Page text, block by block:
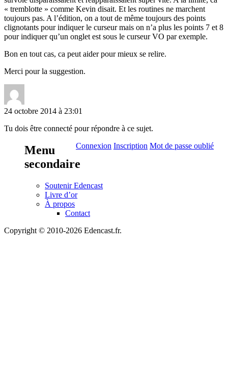
« tremblotte » comme Kevin disait. Et les routines ne marchent
toujours pas. A l’édition, on a tout de même toujours des points
clignotants pour indiquer le curseur mais on n’a plus les points 7 et 8
pour indiquer qu’un onglet est sous le curseur VO par exemple.
Bon en tout cas, ca peut aider pour mieux se relire.
Merci pour la suggestion.
24 octobre 2014 à 23:01
Tu dois être connecté pour répondre à ce sujet.
Connexion Inscription Mot de passe oublié
Menu
secondaire
Soutenir Edencast
Livre d’or
À propos
Contact
Copyright © 2010-2026 Edencast.fr.